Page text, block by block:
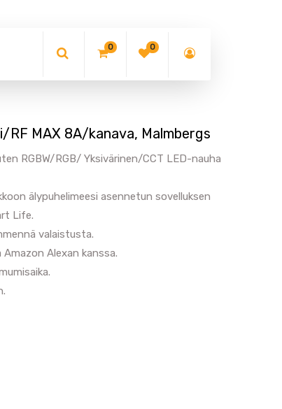
0 0
RF MAX 8A/kanava, Malmbergs
RGBW/RGB/ Yksivärinen/CCT LED-nauha
älypuhelimeesi asennetun sovelluksen
Life.
valaistusta.
Amazon Alexan kanssa.